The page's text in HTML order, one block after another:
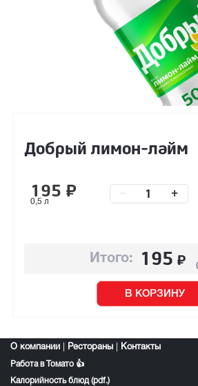
Добрый лимон-лайм
195 ₽
0,5 л
+
Итого: 195 ₽
В КОРЗИНУ
О компании Рестораны Контакты
Работа в Томато 👍
Калорийность блюд (pdf.)